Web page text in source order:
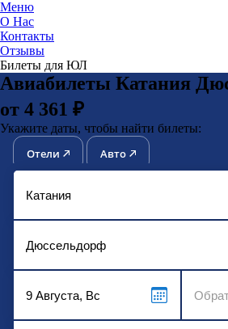
Меню
О Нас
Контакты
Отзывы
Билеты для ЮЛ
Авиабилеты Катания
от 4 361 ₽
Укажите даты, чтобы найти билеты:
Отели Авто